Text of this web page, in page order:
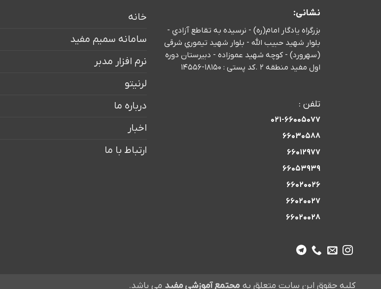
نشانی:
بزرگراه يادگار امام(ره) - نرسيده به تقاطع آزادي -
بلوار شهید حبیب الله - بلوار شهيد تيموري شرقی
(سهرورد) - كوچه شهيد عموزاده - دبیرستان دوره
اول مفید منطقه 2 .کد پستی : 18150-14556
تلفن :
021-66005077
66030588
66012977
66053939
66020026
66020027
66020028
خانه
سامانه سمیم مفید
نرم افزار مدبر
لرنیتو
درباره ما
اخبار
ارتباط با ما
کلیه حقوق این سایت متعلق به مجتمع آموزشی مفید می باشد.